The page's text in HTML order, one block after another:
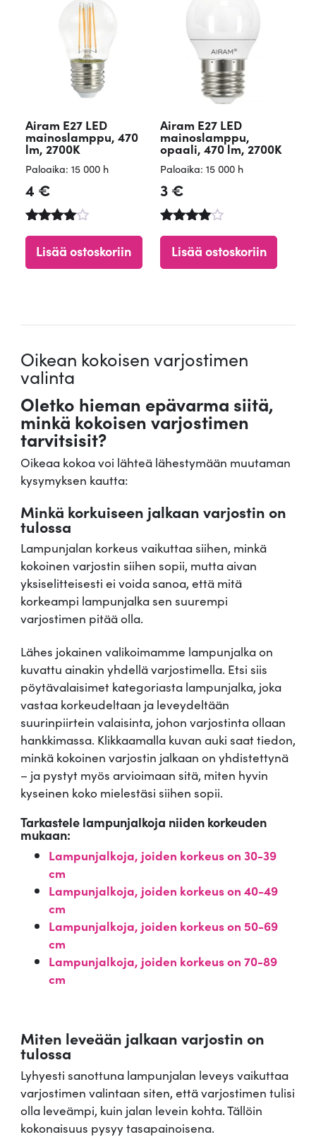
Airam E27 LED
mainoslamppu, 470
lm, 2700K
Paloaika: 15 000 h
4 €
tuotteest
4.60
Lisää ostoskoriin
Airam E27 LED
mainoslamppu,
opaali, 470 lm, 2700K
Paloaika: 15 000 h
3€
tuotteesta
4.71
Lisää ostoskoriin
Oikean kokoisen varjostimen
valinta
Oletko hieman epävarma siitä,
minkä kokoisen varjostimen
tarvitsisit?
Oikeaa kokoa voi lähteä lähestymään muutaman
kysymyksen kautta:
Minkä korkuiseen jalkaan varjostin on
tulossa
Lampunjalan korkeus vaikuttaa siihen, minkä
kokoinen varjostin siihen sopii, mutta aivan
yksiselitteisesti ei voida sanoa, että mitä
korkeampi lampunjalka sen suurempi
varjostimen pitää olla.
Lähes jokainen valikoimamme lampunjalka on
kuvattu ainakin yhdellä varjostimella. Etsi siis
pöytävalaisimet kategoriasta lampunjalka, joka
vastaa korkeudeltaan ja leveydeltään
suurinpiirtein valaisinta, johon varjostinta ollaan
hankkimassa. Klikkaamalla kuvan auki saat tiedon,
minkä kokoinen varjostin jalkaan on yhdistettynä
– ja pystyt myös arvioimaan sitä, miten hyvin
kyseinen koko mielestäsi siihen sopii.
Tarkastele lampunjalkoja niiden korkeuden
mukaan:
Lampunjalkoja, joiden korkeus on 30-39
cm
Lampunjalkoja, joiden korkeus on 40-49
cm
Lampunjalkoja, joiden korkeus on 50-69
cm
Lampunjalkoja, joiden korkeus on 70-89
cm
Miten leveään jalkaan varjostin on
tulossa
Lyhyesti sanottuna lampunjalan leveys vaikuttaa
varjostimen valintaan siten, että varjostimen tulisi
olla leveämpi, kuin jalan levein kohta. Tällöin
kokonaisuus pysyy tasapainoisena.